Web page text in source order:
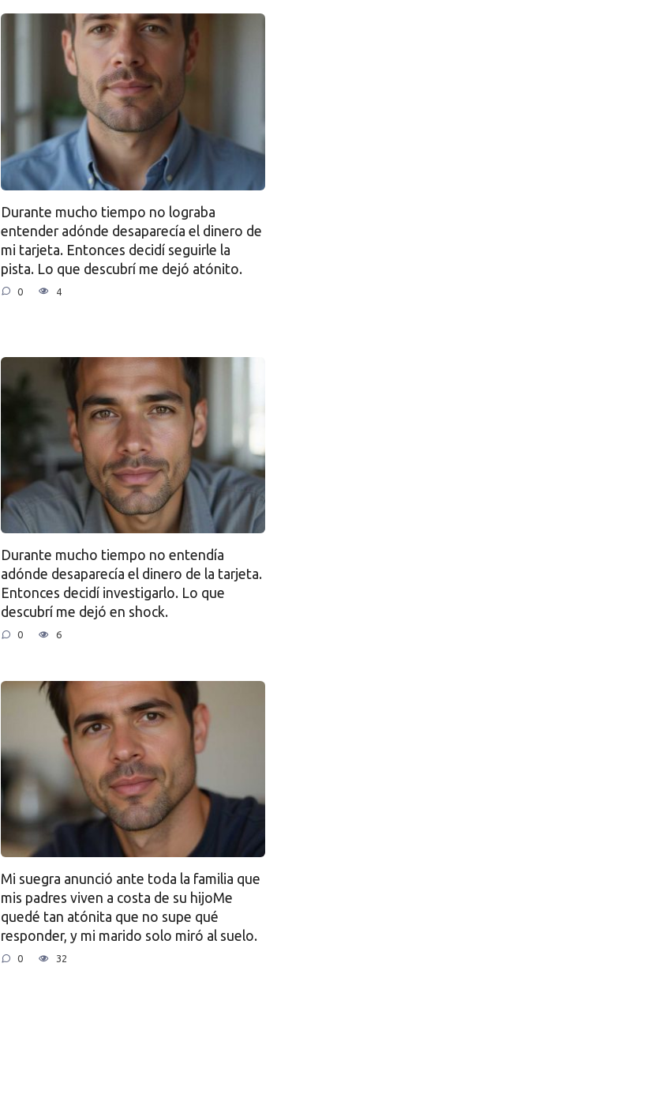
Durante mucho tiempo no lograba
entender adónde desaparecía el dinero de
mi tarjeta. Entonces decidí seguirle la
pista. Lo que descubrí me dejó atónito.
0 4
Durante mucho tiempo no entendía
adónde desaparecía el dinero de la tarjeta.
Entonces decidí investigarlo. Lo que
descubrí me dejó en shock.
0 6
Mi suegra anunció ante toda la familia que
mis padres viven a costa de su hijoMe
quedé tan atónita que no supe qué
responder, y mi marido solo miró al suelo.
0 32